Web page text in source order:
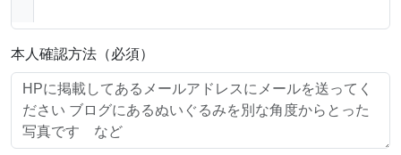
本人確認方法（必須）